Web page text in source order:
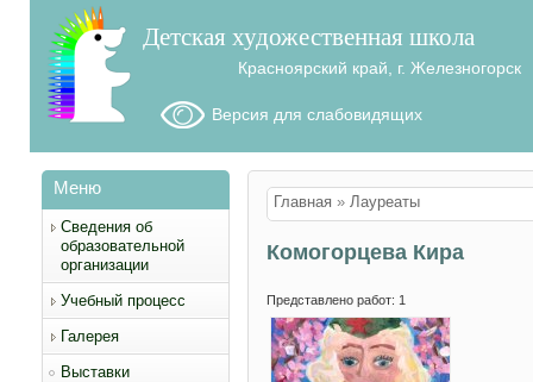
Детская художественная школа
Красноярский край, г. Железногорск
Версия для слабовидящих
Меню
Сведения об
образовательной
организации
Учебный процесс
Галерея
Выставки
Вы здесь
Главная » Лауреаты
Комогорцева Кира
Представлено работ: 1